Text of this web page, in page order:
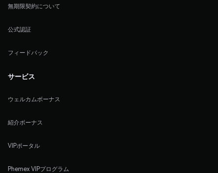
無期限契約について
公式認証
フィードバック
サービス
ウェルカムボーナス
紹介ボーナス
VIPポータル
Phemex VIPプログラム